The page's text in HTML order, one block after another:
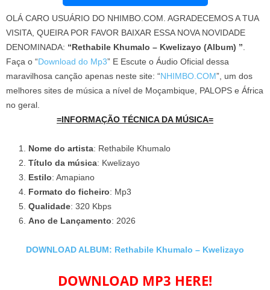
OLÁ CARO USUÁRIO DO NHIMBO.COM. AGRADECEMOS A TUA
VISITA, QUEIRA POR FAVOR BAIXAR ESSA NOVA NOVIDADE
DENOMINADA: “Rethabile Khumalo – Kwelizayo (Album) ”
Faça o “Download do Mp3” E Escute o Áudio Oficial dessa
maravilhosa canção apenas neste site: “NHIMBO.COM”, um dos
melhores sites de música a nível de Moçambique, PALOPS e África
no geral.
=INFORMAÇÃO TÉCNICA DA MÚSICA=
Nome do artista: Rethabile Khumalo
Título da música: Kwelizayo
Estilo: Amapiano
Formato do ficheiro: Mp3
Qualidade: 320 Kbps
Ano de Lançamento: 2026
DOWNLOAD ALBUM: Rethabile Khumalo – Kwelizayo
DOWNLOAD MP3 HERE!